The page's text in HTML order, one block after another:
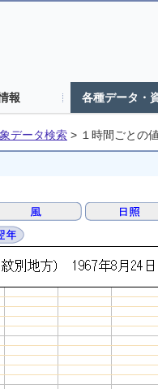
報 各種データ・
データ検索 > １時間ごとの